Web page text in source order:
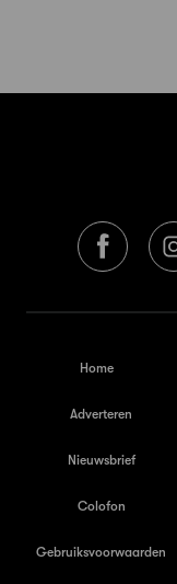
Home
Adverteren
Nieuwsbrief
Colofon
Gebruiksvoorwaarden